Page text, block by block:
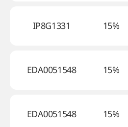
IP8G1331 15%
EDA0051548 15%
EDA0051548 15%